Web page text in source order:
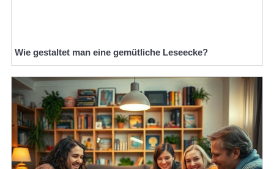
Wie gestaltet man eine gemütliche Leseecke?